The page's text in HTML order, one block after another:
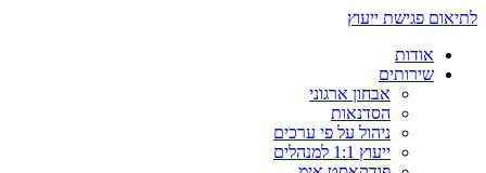
לתיאום פגישת ייעוץ
אודות
שירותים
אבחון ארגוני
הסדנאות
ניהול על פי ערכים
ייעוץ 1:1 למנהלים